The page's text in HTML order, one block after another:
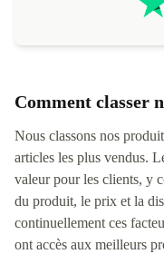
Comment classer
Nous classons nos
articles les plus vendus.
valeur pour les clients, y
du produit, le prix et la
continuellement ces
ont accès aux meilleurs